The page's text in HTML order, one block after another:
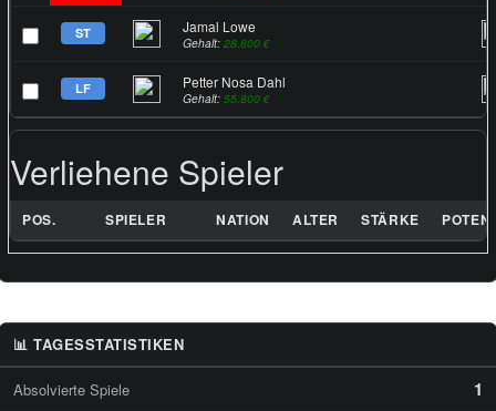
ST Jamal Lowe
Gehalt: 28.800 €
LF Petter Nosa Dahl
Gehalt: 55.800 €
Verliehene Spieler
POS. SPIELER NATION ALTER STÄRKE
📊 TAGESSTATISTIKEN
Absolvierte Spiele 1